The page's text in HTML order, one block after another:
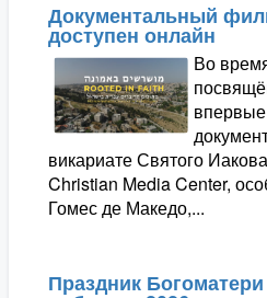
Документальный
доступен онлайн
Во
викариате Святого
Christian Media Center,
Гомес де Македо,...
Праздник